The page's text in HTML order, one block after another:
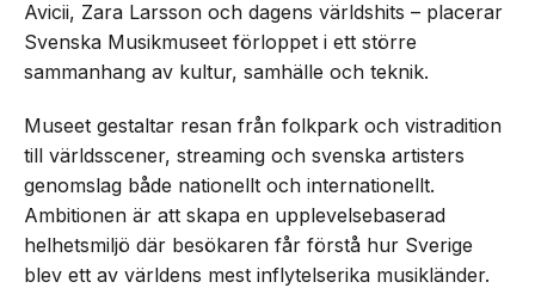
Avicii, Zara Larsson och dagens världshits – placerar
Svenska Musikmuseet förloppet i ett större
sammanhang av kultur, samhälle och teknik.
Museet gestaltar resan från folkpark och vistradition
till världsscener, streaming och svenska artisters
genomslag både nationellt och internationellt.
Ambitionen är att skapa en upplevelsebaserad
helhetsmiljö där besökaren får förstå hur Sverige
blev ett av världens mest inflytelserika musikländer.